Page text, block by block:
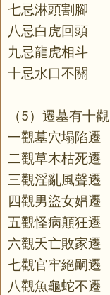
七忌淋頭割腳
八忌白虎回頭
九忌龍虎相斗
十忌水口不關
（5）遷墓有十觀
一觀墓穴塌陷遷
二觀草木枯死遷
三觀淫亂風聲遷
四觀男盜女娼遷
五觀怪病顛狂遷
六觀夭亡敗家遷
七觀官牢絕嗣遷
八觀魚龜蛇不遷